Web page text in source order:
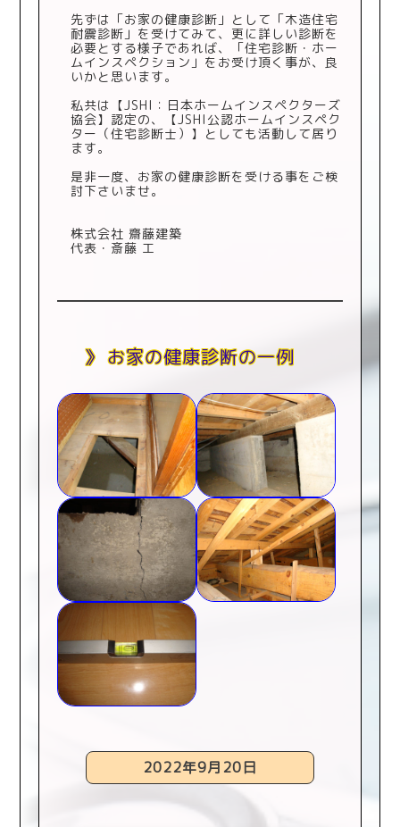
先ずは「お家の健康診断」として「木造住宅
耐震診断」を受けてみて、更に詳しい診断を
必要とする様子であれば、「住宅診断・ホー
ムインスペクション」をお受け頂く事が、良
いかと思います。
私共は【JSHI：日本ホームインスペクターズ
協会】認定の、【JSHI公認ホームインスペク
ター（住宅診断士）】としても活動して居り
ます。
是非一度、お家の健康診断を受ける事をご検
討下さいませ。
株式会社 齋藤建築
代表・斎藤 工
お家の健康診断の一例
2022年9月20日